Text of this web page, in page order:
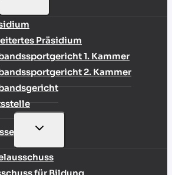
Präsidium
1. Kammer
2. Kammer
UNTERMENÜ